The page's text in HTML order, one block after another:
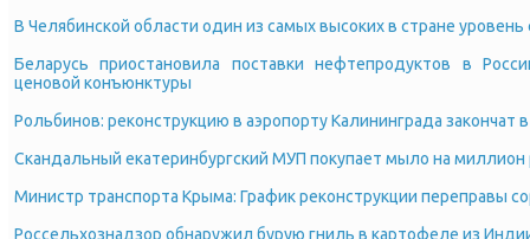
В Челябинской области один из самых высоких в стране
Беларусь приостановила поставки нефтепродуктов в
ценовой конъюнктуры
Рольбинов: реконструкцию в аэропорту Калининграда закончат
Скандальный екатеринбургский МУП покупает мыло на миллион
Министр транспорта Крыма: График реконструкции переправы
Россельхознадзор обнаружил бурую гниль в картофеле из